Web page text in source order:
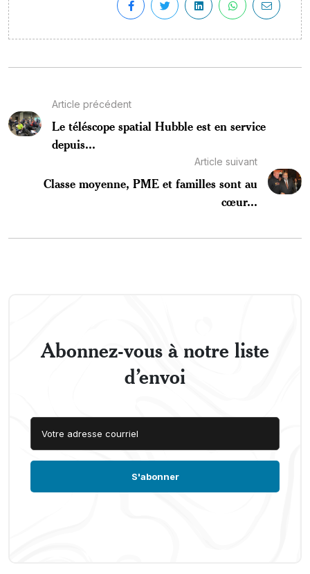
Article précédent
Le téléscope spatial Hubble est en service
depuis...
Article suivant
Classe moyenne, PME et familles sont au
cœur...
Abonnez-vous à notre liste
d’envoi